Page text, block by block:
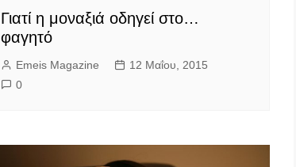
Γιατί η μοναξιά οδηγεί στο…
φαγητό
Emeis Magazine
12 Μαΐου, 2015
0